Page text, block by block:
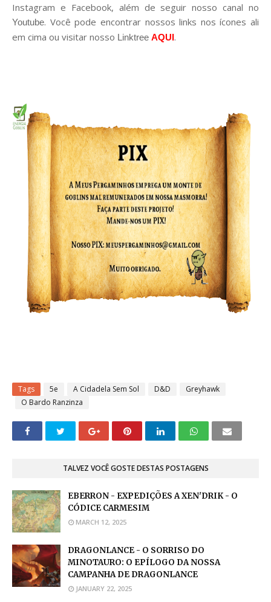
Instagram e Facebook, além de seguir nosso canal no
Youtube. Você pode encontrar nossos links nos ícones ali
em cima ou visitar nosso Linktree AQUI.
Tags 5e A Cidadela Sem Sol D&D
Greyhawk
O Bardo Ranzinza
TALVEZ VOCÊ GOSTE DESTAS POSTAGENS
EBERRON - EXPEDIÇÕES A XEN'DRIK - O
CÓDICE CARMESIM
MARCH 12, 2025
DRAGONLANCE - O SORRISO DO
MINOTAURO: O EPÍLOGO DA NOSSA
CAMPANHA DE DRAGONLANCE
JANUARY 22, 2025